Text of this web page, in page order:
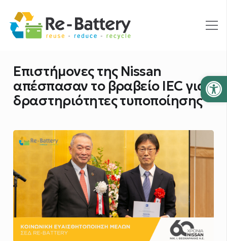
Επιστήμονες της Nissan
απέσπασαν τo βραβείο IEC για
δραστηριότητες τυποποίησης